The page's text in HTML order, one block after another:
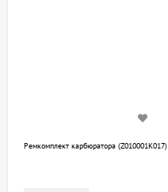
Ремкомплект карбюратора (Z010001K017)